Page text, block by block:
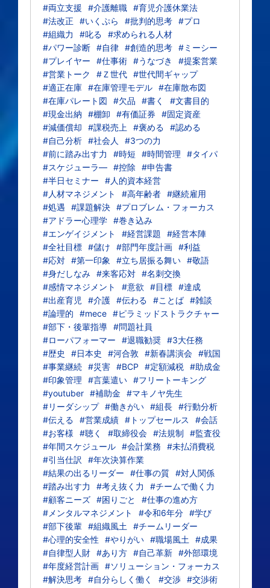
#両立支援
#介護離職 #育児介護休業法
#法改正
#いくぷら #批判的思考 #プロ
#組織力
#叱る
#求められる人材
#パワー診断 #自律 #創造的思考 #ミーシー
#プレイヤー
#仕事術 #うなづき
#提案営業
#営業トーク
#Ｚ世代 #世代間ギャップ
#適正在庫 #在庫管理モデル #在庫散布図
#在庫パレート図
#欠品 #書く
#文書目的
#現金出納
#棚卸 #有価証券
#固定資産
#減価償却
#課税売上 #褒める
#認める
#自己分析 #社会人
#3つの力
#前に踏み出す力
#時短 #時間管理
#タイパ
#スケジューラ― #控除
#申告書
#半日セミナー
#人的資本経営
#人材マネジメント
#高年齢者 #継続雇用
#処遇
#課題解決 #プロブレム・フォーカス
#アドラー心理学 #巻き込み
#エンゲイジメント
#経営課題
#経営本陣
#全社目標 #儲け #部門年度計画 #利益
#応対 #第一印象 #立ち居振る舞い #敬語
#身だしなみ #来客応対 #名刺交換
#感情マネジメント
#意欲 #目標 #達成
#出産育児
#介護 #伝わる #ことば #雑談
#論理的
#mece #ピラミッドストラクチャー
#部下・後輩指導 #問題社員
#ローパフォーマー
#退職勧奨 #3大任務
#歴史
#日本史 #河合敦 #新春講演会 #戦国
#事業継続 #災害 #BCP #定額減税 #助成金
#印象管理
#言葉遣い #フリートーキング
#youtuber #補助金
#マキノヤ先生
#リーダシップ #働きがい #組長 #行動分析
#伝える
#営業成績 #トップセールス
#会話
#お客様
#聴く #取締役会 #法規制
#監査役
#年間スケジュール #会計業務
#未払消費税
#引当仕訳
#年次決算作業
#結果の出るリーダー
#仕事の質 #対人関係
#踏み出す力
#考え抜く力
#チームで働く力
#顧客ニーズ #困りごと
#仕事の進め方
#メンタルマネジメント
#令和6年分 #学び
#部下後輩 #組織風土
#チームリーダー
#心理的安全性
#やりがい #職場風土
#成果
#自律型人財 #あり方 #自己革新 #外部環境
#年度経営計画 #ソリューション・フォーカス
#解決思考 #自分らしく働く #交渉 #交渉術